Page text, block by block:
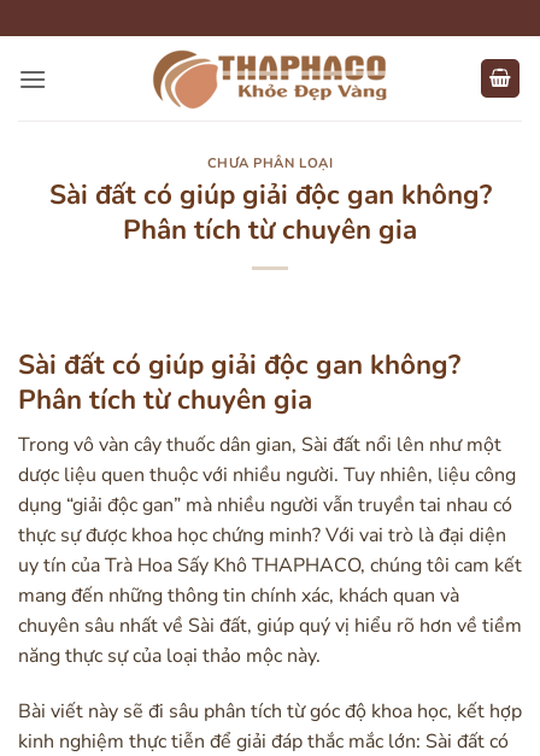
qua
nội
CHƯA PHÂN LOẠI
Sài đất có giúp giải độc gan không?
Phân tích từ chuyên gia
Sài đất có giúp giải độc gan không?
Phân tích từ chuyên gia
Trong vô vàn cây thuốc dân gian, Sài đất nổi lên như một
dược liệu quen thuộc với nhiều người. Tuy nhiên, liệu công
dụng “giải độc gan” mà nhiều người vẫn truyền tai nhau có
thực sự được khoa học chứng minh? Với vai trò là đại diện
uy tín của Trà Hoa Sấy Khô THAPHACO, chúng tôi cam kết
mang đến những thông tin chính xác, khách quan và
chuyên sâu nhất về Sài đất, giúp quý vị hiểu rõ hơn về tiềm
năng thực sự của loại thảo mộc này.
Bài viết này sẽ đi sâu phân tích từ góc độ khoa học, kết hợp
kinh nghiệm thực tiễn để giải đáp thắc mắc lớn: Sài đất có